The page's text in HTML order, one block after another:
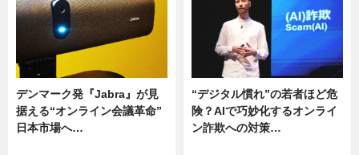
デンマーク発『Jabra』が見
据える“オンライン会議革命”
日本市場へ…
“デジタル慣れ”の若者ほど危
険？AIで巧妙化するオンライ
ン詐欺への対策…